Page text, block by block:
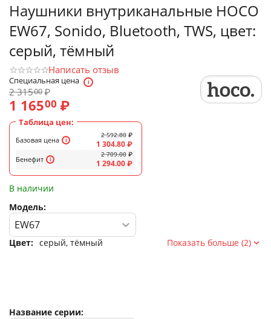
Наушники внутриканальные HOCO
EW67, Sonido, Bluetooth, TWS, цвет:
серый, тёмный
Написать отзыв
Специальная цена
2 31500₽
1 16500 ₽
Таблица цен:
Базовая цена
Бенефит
2 592.80 ₽
1 304.80₽
2 709.00 ₽
1 294.00₽
В наличии
Модель:
Цвет: серый, тёмный Показать больше (2)
Название серии: